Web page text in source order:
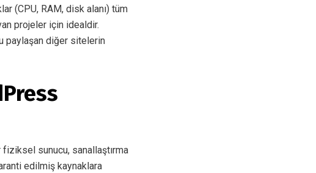
(CPU, RAM, disk alanı) tüm
projeler için idealdir.
paylaşan diğer sitelerin
sunucu, sanallaştırma
edilmiş kaynaklara